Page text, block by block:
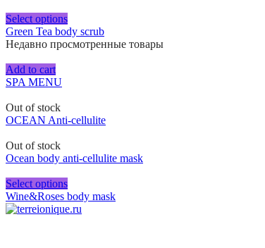
Select options
Green Tea body scrub
Недавно просмотренные товары
Add to cart
SPA MENU
Out of stock
OCEAN Anti-cellulite
Out of stock
Ocean body anti-cellulite mask
Select options
Wine&Roses body mask